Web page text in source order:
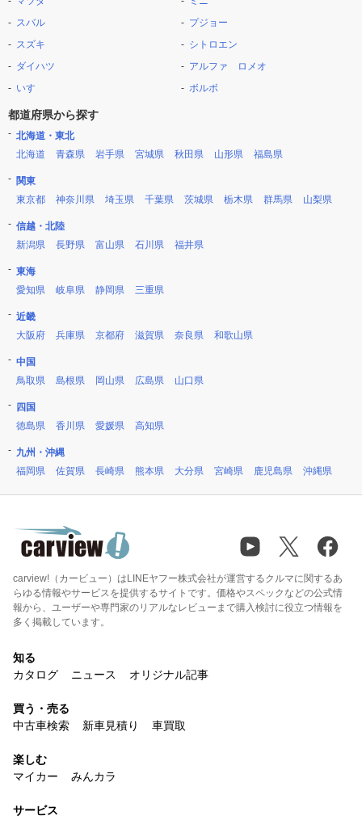
スバル
スズキ
ダイハツ
いすゞ
プジョー
シトロエン
アルファ ロメオ
ボルボ
都道府県から探す
北海道・東北
北海道
青森県 岩手県 宮城県 秋田県 山形県 福島県
関東
東京都
神奈川県 埼玉県 千葉県 茨城県 栃木県 群馬県 山梨県
信越・北陸
新潟県
長野県 富山県 石川県 福井県
東海
愛知県
岐阜県 静岡県 三重県
近畿
大阪府
兵庫県 京都府 滋賀県 奈良県 和歌山県
中国
鳥取県
島根県 岡山県 広島県 山口県
四国
徳島県
香川県 愛媛県 高知県
九州・沖縄
福岡県
佐賀県 長崎県 熊本県 大分県 宮崎県 鹿児島県 沖縄県
carview!（カービュー）はLINEヤフー株式会社が運営するクルマに関するあ
らゆる情報やサービスを提供するサイトです。価格やスペックなどの公式情
報から、ユーザーや専門家のリアルなレビューまで購入検討に役立つ情報を
多く掲載しています。
知る
カタログ
ニュース オリジナル記事
買う・売る
中古車検索
新車見積り 車買取
楽しむ
マイカー
みんカラ
サービス